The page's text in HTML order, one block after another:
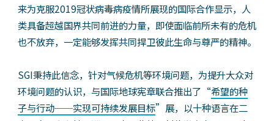
来为克服2019冠状病毒病疫情所展现的国际合作显示，人
类具备超越国界共同前进的力量，即使面临前所未有的危机
也不放弃，一定能够发挥共同捍卫彼此生命与尊严的精神。
SGI秉持此信念，针对气候危机等环境问题，为提升大众对
环境问题的认识，与国际地球宪章联合推出了“希望的种
子与行动──实现可持续发展目标”展，以十种语言在二